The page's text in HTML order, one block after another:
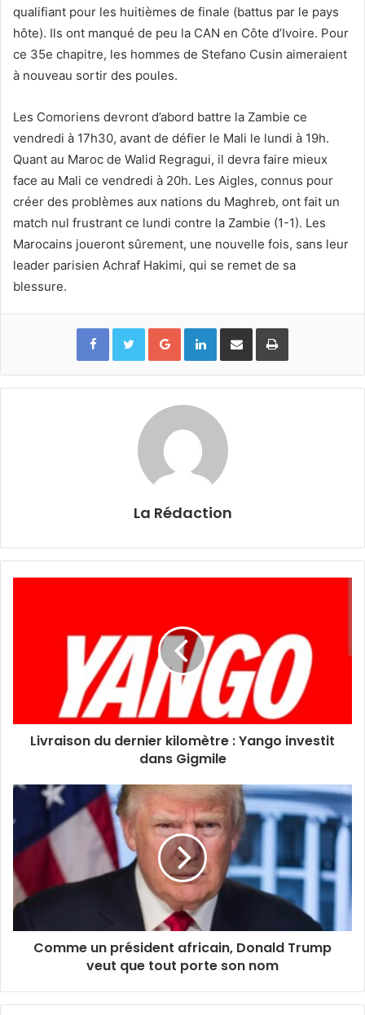
qualifiant pour les huitièmes de finale (battus par le pays
hôte). Ils ont manqué de peu la CAN en Côte d’Ivoire. Pour
ce 35e chapitre, les hommes de Stefano Cusin aimeraient
à nouveau sortir des poules.
Les Comoriens devront d’abord battre la Zambie ce
vendredi à 17h30, avant de défier le Mali le lundi à 19h.
Quant au Maroc de Walid Regragui, il devra faire mieux
face au Mali ce vendredi à 20h. Les Aigles, connus pour
créer des problèmes aux nations du Maghreb, ont fait un
match nul frustrant ce lundi contre la Zambie (1-1). Les
Marocains joueront sûrement, une nouvelle fois, sans leur
leader parisien Achraf Hakimi, qui se remet de sa
blessure.
Google+LinkedinPartager par email Imprimer
La Rédaction
Livraison du dernier kilomètre : Yango investit
dans Gigmile
Comme un président africain, Donald Trump
veut que tout porte son nom